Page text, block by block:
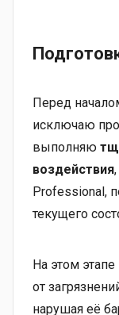
Перед
исключаю
выполняю
воздействия
Professional,
текущего
На этом
от
нарушая её